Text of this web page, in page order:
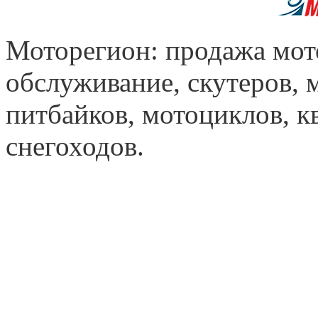
Моторегион: продажа
обслуживание, скутеров,
питбайков, мотоциклов,
снегоходов.